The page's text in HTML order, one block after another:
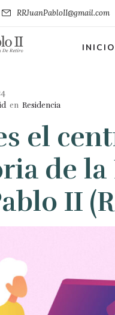
RRJuanPabloII@gmail.com
INICIO
en Residencia
el
de la
II